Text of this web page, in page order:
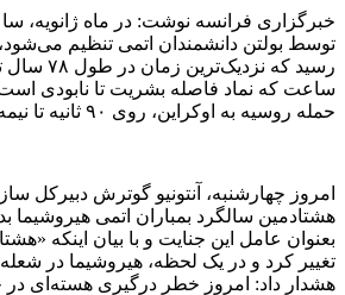
خبرگزاری فرانسه نوشت: در ماه ژانویه،
رسید که
ساعت که نماد فاصله بشریت تا نابودی
حمله روسیه به اوکراین، روی ۹۰ ثانیه تا نیمه‌شب تنظیم شده بود.
امروز چهارشنبه، آنتونیو گوترش دبیرکل
هشتادمین سالگرد بمباران اتمی هیروشیما
بعنوان عامل این جنایت و با بیان اینکه
تغییر کرد و در یک لحظه، هیروشیما در
هشدار داد: امروز خطر درگیری هسته‌ای